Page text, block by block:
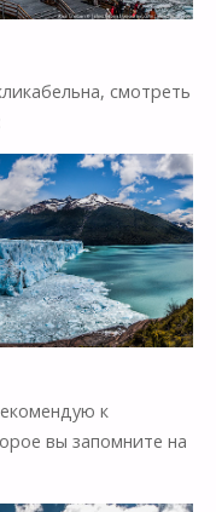
смотреть
к
вы запомните на